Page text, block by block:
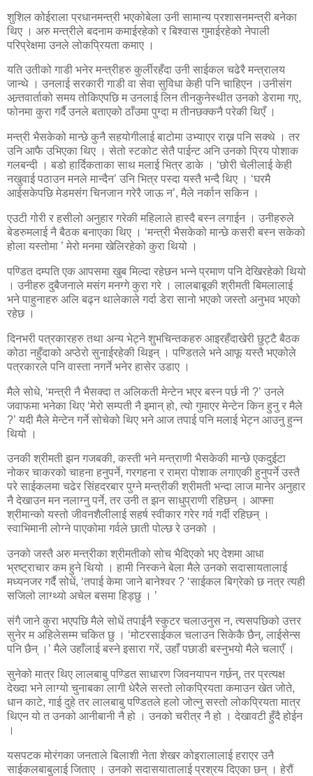
शुशिल कोईराला प्रधानमन्त्री भएकोबेला उनी सामान्य प्रशासनमन्त्री बनेका
थिए । अरु मन्त्रीले बदनाम कमाईरहेको र बिश्वास गुमाईरहेको नेपाली
परिप्रेक्षमा उनले लोकप्रियता कमाए ।
यति उतीको गाडी भनेर मन्त्रीहरु कुर्लीरहँदा उनी साईकल चढेरै मन्त्रालय
जान्थे । उनलाई सरकारी गाडी वा सेवा सुविधा केही पनि चाहिएन ।उनीसंग
अन्र्तवार्ताको समय तोकिएपछि म उनलाई लिन तीनकुनेस्थीत उनको डेरामा गए,
फोनमा कुरा गर्दै उनले बताएको ठाँउमा पुग्दा म तीनछक्कनै परेकी थिएँ ।
मन्त्री भैसकेको मान्छे कुनै सहयोगीलाई बाटोमा उभ्याएर राख्न पनि सक्थे । तर
उनि आफै उभिएका थिए । सेतो स्टकोट सेतै पाईन्ट अनि उनको प्रिय पोशाक
गलबन्दी । बडो हार्दिकताका साथ मलाई भित्र डाके । ‘छोरी चेलीलाई केही
नखुवाई पठाउन मनले मान्दैन’ उनि भित्र पस्दा यस्तै भन्दै थिए । ‘घरमै
आईसकेपछि मेडमसंग चिनजान गरेरै जाऊ न’, मैले नर्कान सकिन ।
एउटी गोरी र हसीलो अनुहार गरेकी महिलाले हास्दै बस्न लगाईन । उनीहरुले
बेडरुमलाई नै बैठक बनाएका थिए । ‘मन्त्री भैसकेको मान्छे कसरी बस्न सकेको
होला यस्तोमा ’ मेरो मनमा खेलिरहेको कुरा थियो ।
पण्डित दम्पति एक आपसमा खुब मिल्दा रहेछन भन्ने प्रमाण पनि देखिरहेको थियो
। उनीहरु दुबैजनाले मसंग मनग्गे कुरा गरे । लालबाबूकी श्रीमती बिमलालाई
भने पाहुनाहरु अलि बढ्न थालेकाले गर्दा डेरा सानो भएको जस्तो अनुभव भएको
रहेछ ।
दिनभरी पत्रकारहरु तथा अन्य भेट्ने शुभचिन्तकहरु आइरहँदाखेरी छुट्टै बैठक
कोठा नहुँदाको अप्ठेरो सुनाईरहेकी थिइन् । पण्डितले भने आफू यस्तै भएकोले
पत्रकारले पनि वास्ता नगर्ने भनेर हासेर उडाए ।
मैले सोधे, ‘मन्त्री नै भैसक्दा त अलिकती मेन्टेन भएर बस्न पर्छ नी ?’ उनले
जवाफमा भनेका थिए ‘मेरो सम्पती नै इमान् हो, त्यो गुमाएर मेन्टेन किन हुनु र मैले
?’ यदी मैले मेन्टेन गर्ने सोचेको थिए भने आज तपाई पनि मलाई भेट्न आउनु हुन्न
थियो ।
उनकी श्रीमती झन गजबकी, कस्ती भने मन्त्राणी भैसकेकी मान्छे एकदुईटा
नोकर चाकरको चाहना हनुपर्ने, गरगहना र राम्रा पोशाक लगाएकी हुनुपर्ने उस्तै
परे साईकलमा चढेर सिंहदरबार पुग्ने मन्त्रीकी श्रीमती भन्दा लाज मानेर अनुहार
नै देखाउन मन नलाग्नु पर्ने, तर उनी त झन साधुप्राणी रहिछन् । आफ्ना
श्रीमान्को यस्तो जीवनशैलीलाई सहर्ष स्वीकार गरेर गर्व गर्दी रहिछन् ।
स्वाभिमानी लोग्ने पाएकोमा गर्वले छाती पोल्छ रे उनको ।
उनको जस्तै अरु मन्त्रीका श्रीमतीको सोच भैदिएको भए देशमा आधा
भ्रष्ट्राचार कम हुने थियो । हामी निस्कने बेला मैले उनको सदासायतालाई
मध्यनजर गर्दै सोधें, ‘तपाई केमा जाने बानेश्वर ? ‘साईकल बिग्रेको छ नत्र त्यही
सजिलो लाग्थ्यो अचेल बसमा हिड्छु । ’
संगै जाने कुरा भएपछि मैले सोधें तपाईनै स्कुटर चलाउनुस न, त्यसपछिको उत्तर
सुनेर म अहिलेसम्म चकित छु । ‘मोटरसाईकल चलाउन सिकेकै छैन्, लाईसेन्स
पनि छैन् ।’ मैले उहाँलाई बस्ने इसारा गरें, उहाँ पछाडी बस्नुभयो मैले चलाएँ ।
सुनेको मात्र थिए लालबाबु पण्डित साधारण जिवनयापन गर्छन्, तर प्रत्यक्ष
देख्दा भने लाग्यो चुनाबका लागी धेरैले सस्तो लोकप्रियता कमाउन खेत जोते,
धान काटे, गाई दुहे तर लालबाबु पण्डितले हलो जोत्नु सस्तो लोकप्रियता मात्र
थिएन यो त उनको आनीबानी नै हो । उनको चरीत्र नै हो । देखावटी हुँदै होईन
।
यसपटक मोरंगका जनताले बिलाशी नेता शेखर कोइरालालाई हराएर उनै
साईकलबाबुलाई जिताए । उनको सदासयातालाई प्रश्रय दिएका छन् । हेरौं